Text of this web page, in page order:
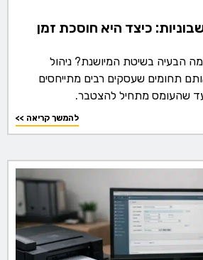
כיצד היא חוסכת זמן
מה הבעיה בשיטת המיושנת? ניהול
תחומים שעסקים רבים מתייחסים
עד שהעומס מתחיל להצטבר.
<< להמשך קריאה